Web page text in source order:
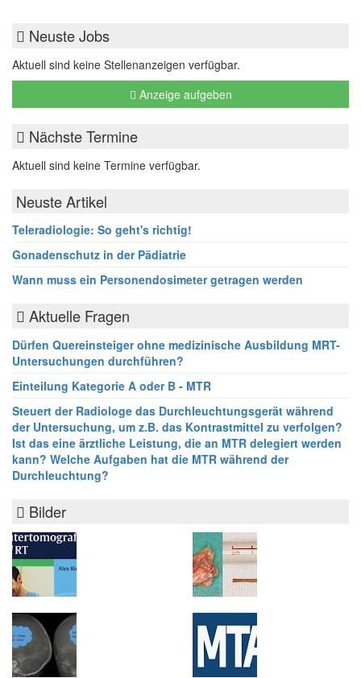
Neuste Jobs
Aktuell sind keine Stellenanzeigen verfügbar.
Anzeige aufgeben
Nächste Termine
Aktuell sind keine Termine verfügbar.
Neuste Artikel
Teleradiologie: So geht's richtig!
Gonadenschutz in der Pädiatrie
Wann muss ein Personendosimeter getragen werden
Aktuelle Fragen
Dürfen Quereinsteiger ohne medizinische Ausbildung MRT-
Untersuchungen durchführen?
Einteilung Kategorie A oder B - MTR
Steuert der Radiologe das Durchleuchtungsgerät während
der Untersuchung, um z.B. das Kontrastmittel zu verfolgen?
Ist das eine ärztliche Leistung, die an MTR delegiert werden
kann? Welche Aufgaben hat die MTR während der
Durchleuchtung?
Bilder